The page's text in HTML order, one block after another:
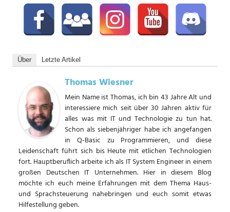
Über Letzte Artikel
Thomas Wiesner
Mein Name ist Thomas, ich bin 43 Jahre Alt und
interessiere mich seit über 30 Jahren aktiv für
alles was mit IT und Technologie zu tun hat.
Schon als siebenjähriger habe ich angefangen
in Q-Basic zu Programmieren, und diese
Leidenschaft führt sich bis Heute mit etlichen Technologien
fort. Hauptberuflich arbeite ich als IT System Engineer in einem
großen Deutschen IT Unternehmen. Hier in diesem Blog
möchte ich euch meine Erfahrungen mit dem Thema Haus-
und Sprachsteuerung nahebringen und euch somit etwas
Hilfestellung geben.